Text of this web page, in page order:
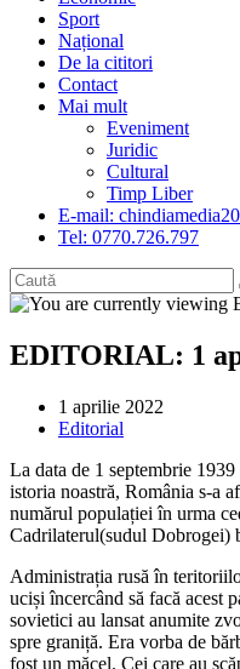
Sport
Național
De la cititori
Contact
Mai mult
Eveniment
Juridic
Cultural
Timp Liber
E-mail:
Tel: 0770.726.797
EDITORIAL: 1
Post
published:
1 aprilie 2022
Post
Editorial
La data de 1 septembrie
istoria noastră, România s-a
numărul populației în urma
Cadrilaterul(sudul Dobrogei)
Administrația rusă în
uciși încercând să facă acest
sovietici au lansat anumite
spre graniță. Era vorba de
fost un măcel. Cei care au